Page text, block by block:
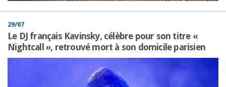
29/07
Le DJ français Kavinsky, célèbre pour son titre «
Nightcall », retrouvé mort à son domicile parisien